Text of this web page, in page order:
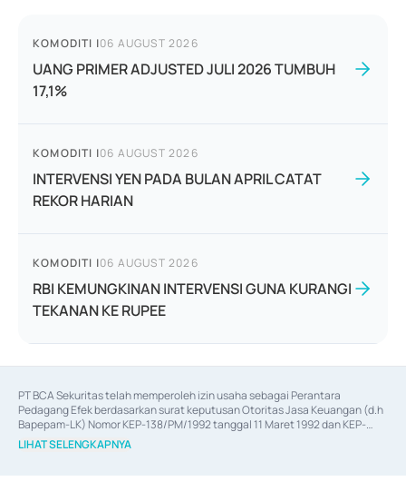
KOMODITI |06 AUGUST 2026
UANG PRIMER ADJUSTED JULI 2026 TUMBUH
17,1%
KOMODITI |06 AUGUST 2026
INTERVENSI YEN PADA BULAN APRIL CATAT
REKOR HARIAN
KOMODITI |06 AUGUST 2026
RBI KEMUNGKINAN INTERVENSI GUNA KURANGI
TEKANAN KE RUPEE
PT BCA Sekuritas telah memperoleh izin usaha sebagai Perantara
Pedagang Efek berdasarkan surat keputusan Otoritas Jasa Keuangan (d.h
Bapepam-LK) Nomor KEP-138/PM/1992 tanggal 11 Maret 1992 dan KEP-
06/D.04/2014 tanggal 28 Februari 2014, izin usaha sebagai Penjamin Emisi
Efek berdasarkan surat keputusan Otoritas Jasa Keuangan Nomor KEP-
LIHAT SELENGKAPNYA